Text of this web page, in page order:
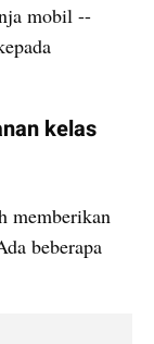
mobil --
kelas
memberikan
beberapa